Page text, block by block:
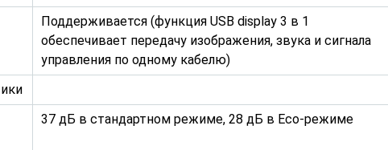
Поддерживается (функция USB display 3 в 1
обеспечивает передачу изображения, звука и сигнала
управления по одному кабелю)
37 дБ в стандартном режиме, 28 дБ в Eco-режиме